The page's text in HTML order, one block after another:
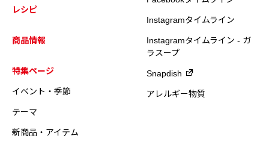
レシピ
商品情報
特集ページ
イベント・季節
テーマ
新商品・アイテム
Instagramタイムライン
Instagramタイムライン - ガ
ラスープ
Snapdish
アレルギー物質